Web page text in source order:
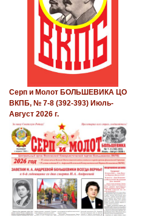
Серп и Молот БОЛЬШЕВИКА ЦО
ВКПБ, № 7-8 (392-393) Июль-
Август 2026 г.